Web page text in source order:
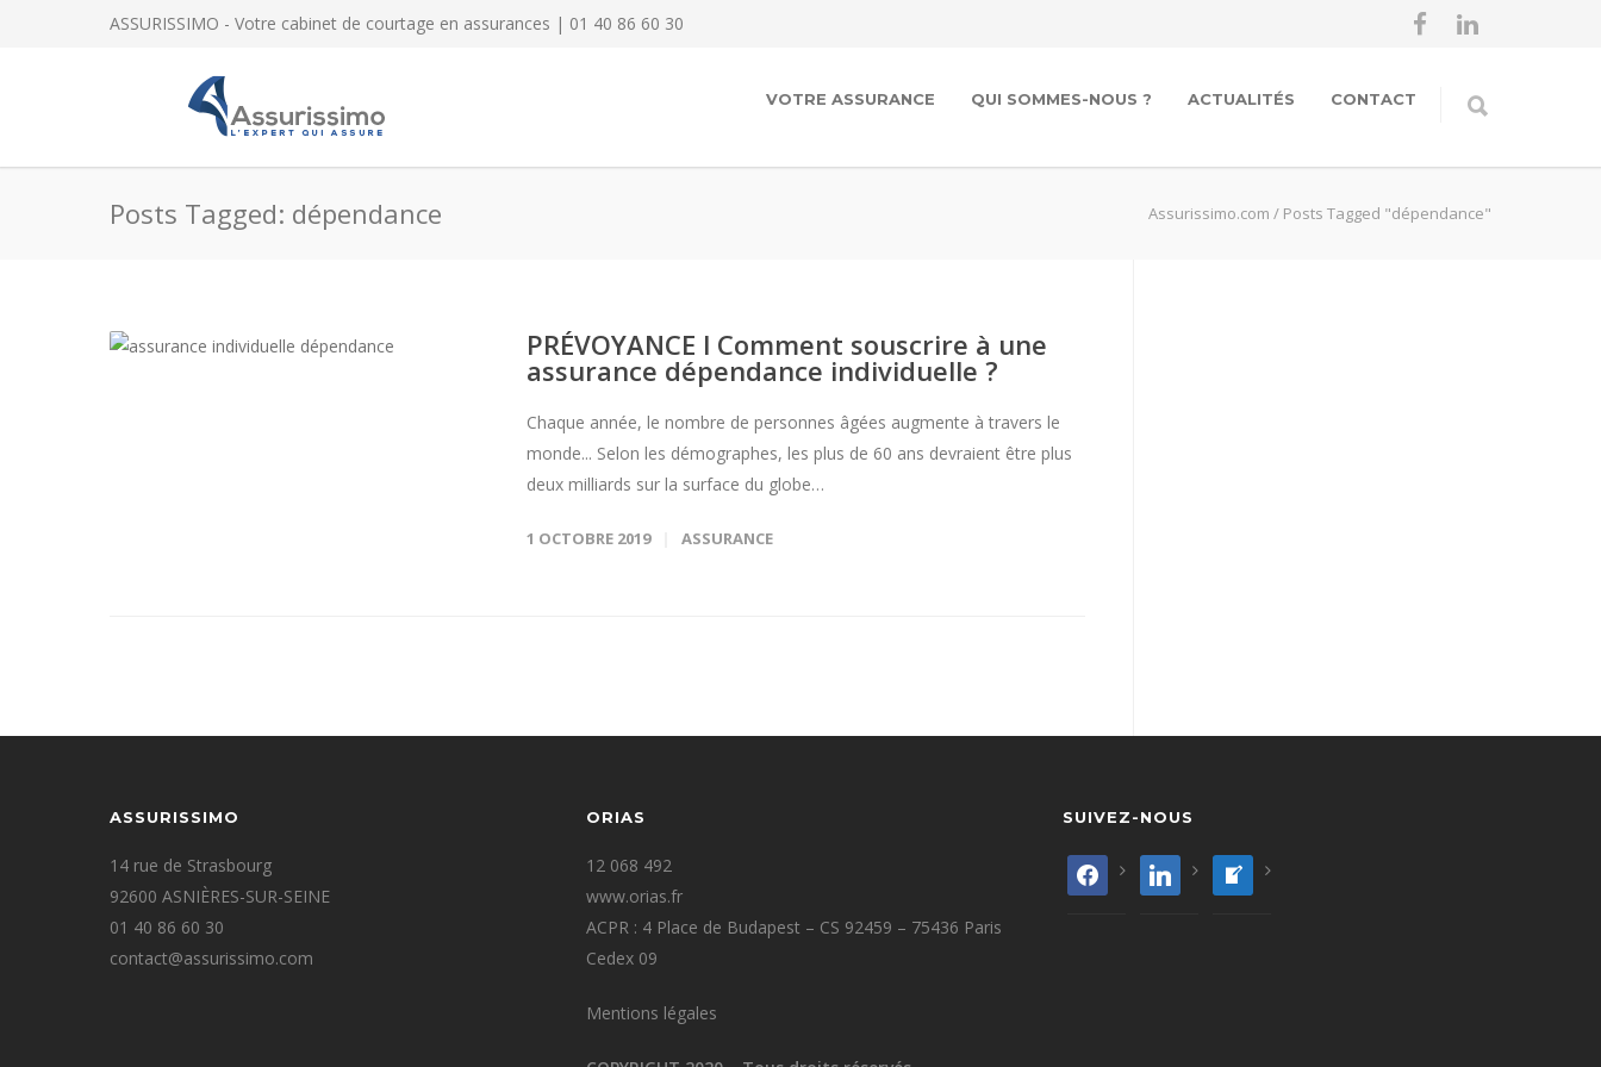
ASSURISSIMO - Votre cabinet de courtage en assurances | 01 40 86 60 30
VOTRE ASSURANCE QUI SOMMES-NOUS ? ACTUALITÉS CONTACT
Posts Tagged: dépendance Assurissimo.com / Posts Tagged "dépendance"
PRÉVOYANCE l Comment souscrire à une
assurance dépendance individuelle ?
Chaque année, le nombre de personnes âgées augmente à travers le
monde... Selon les démographes, les plus de 60 ans devraient être plus
deux milliards sur la surface du globe…
1 OCTOBRE 2019 ASSURANCE
ASSURISSIMO
14 rue de Strasbourg
92600 ASNIÈRES-SUR-SEINE
01 40 86 60 30
contact@assurissimo.com
ORIAS
12 068 492
www.orias.fr
ACPR : 4 Place de Budapest – CS 92459 – 75436 Paris
Cedex 09
Mentions légales
SUIVEZ-NOUS
facebook linkedin
welcome-
write-